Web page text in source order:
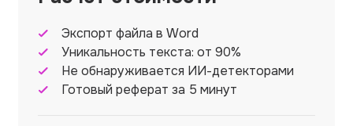
Экспорт файла в Word
Уникальность текста: от 90%
Не обнаруживается ИИ-детекторами
Готовый реферат за 5 минут